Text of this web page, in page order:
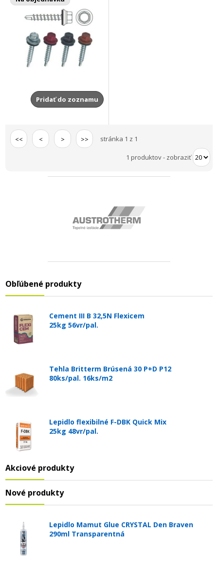
Pridať do zoznamu
<< < > >> stránka 1 z 1
1 produktov- zobraziť
Obľúbené produkty
Cement III B 32,5N Flexicem
25kg 56vr/pal.
Tehla Britterm Brúsená 30 P+D P12
80ks/pal. 16ks/m2
Lepidlo flexibilné F-DBK Quick Mix
25kg 48vr/pal.
Akciové produkty
Nové produkty
Lepidlo Mamut Glue CRYSTAL Den Braven
290ml Transparentná